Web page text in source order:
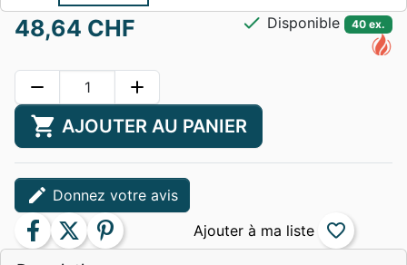
48,64 CHF check Disponible 40 ex.
remove add
shopping_cart AJOUTER AU PANIER
edit Donnez votre avis
facebook twitter pinterest favorite_border